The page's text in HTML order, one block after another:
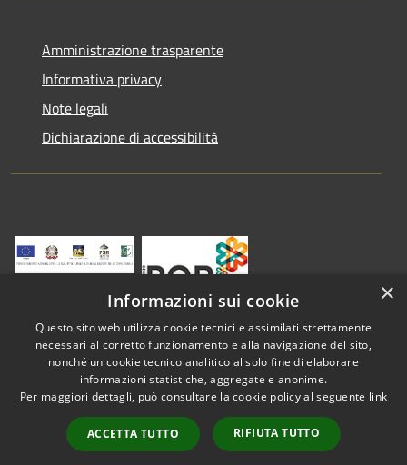
Amministrazione trasparente
Informativa privacy
Note legali
Dichiarazione di accessibilità
Accessibilità
Copyright © 2026 • Comune di
Vestenanova • Powered by
Municipium•
Accesso
redazione
×
Informazioni sui cookie
Questo sito web utilizza cookie tecnici e assimilati strettamente
necessari al corretto funzionamento e alla navigazione del sito,
nonché un cookie tecnico analitico al solo fine di elaborare
informazioni statistiche, aggregate e anonime.
Per maggiori dettagli, può consultare la cookie policy al seguente link
ACCETTA TUTTO RIFIUTA TUTTO